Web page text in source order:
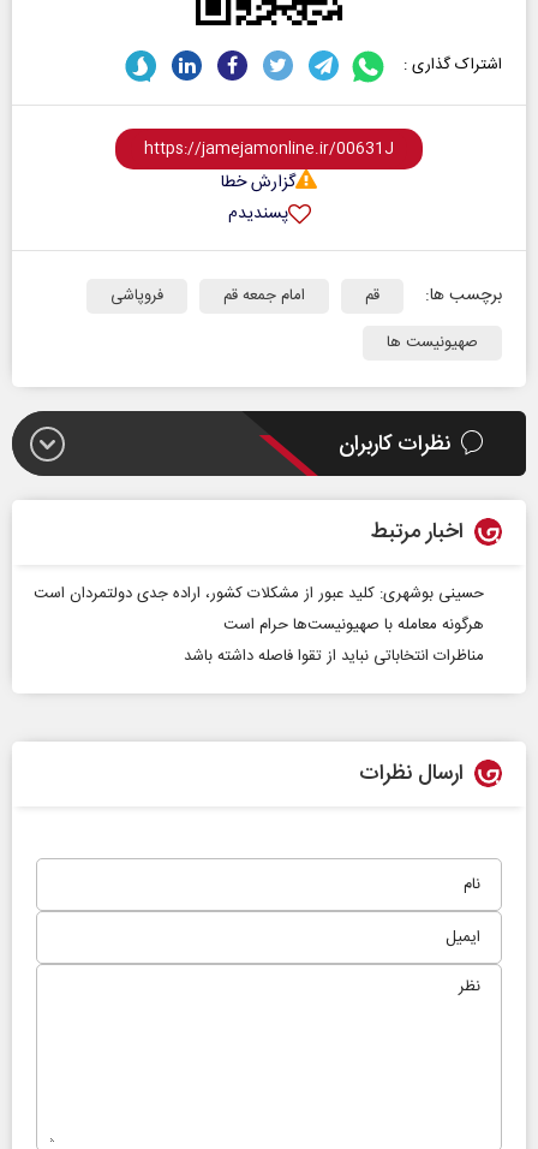
اشتراک گذاری :
گزارش خطا
پسندیدم
برچسب ها: قم امام جمعه قم
فروپاشی
صهیونیست ها
نظرات کاربران
اخبار مرتبط
حسینی‌ بوشهری: کلید عبور از مشکلات کشور، اراده جدی دولتمردان است
هرگونه معامله با صهیونیست‌ها حرام است
مناظرات انتخاباتی نباید از تقوا فاصله داشته باشد
ارسال نظرات